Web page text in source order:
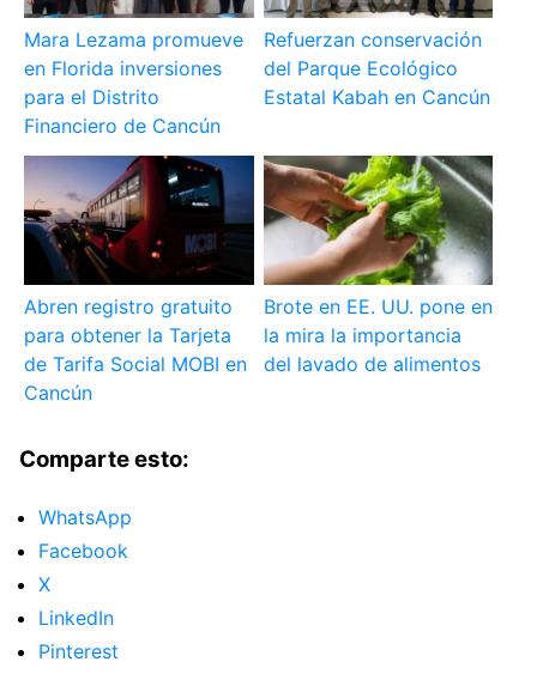
Mara Lezama promueve
en Florida inversiones
para el Distrito
Financiero de Cancún
Refuerzan conservación
del Parque Ecológico
Estatal Kabah en Cancún
Abren registro gratuito
para obtener la Tarjeta
de Tarifa Social MOBI en
Cancún
Brote en EE. UU. pone en
la mira la importancia
del lavado de alimentos
Comparte esto:
WhatsApp
Facebook
X
LinkedIn
Pinterest